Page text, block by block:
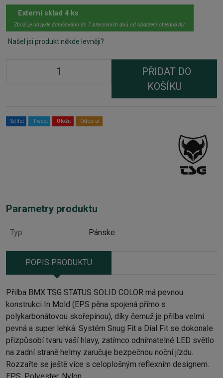
Externí sklad 4 ks
Zboží je obvykle doručováno do 7 pracovních dnů od obdržení objednávky.
Našel jsi produkt někde levněji?
PŘIDAT DO
KOŠÍKU
Sdílet Tweet Uložit Odeslat
Parametry produktu
Typ Pánske
POPIS PRODUKTU
Přilba BMX TSG STATUS SOLID COLOR má pevnou
konstrukci In Mold (EPS pěna spojená přímo s
polykarbonátovou skořepinou), díky čemuž je přilba velmi
pevná a super lehká. Systém Snug Fit a Dial Fit se dokonale
přizpůsobí tvaru vaší hlavy, zatímco odnímatelné LED světlo
na zadní straně helmy zaručuje bezpečnou noční jízdu.
Rozzařte se ještě více s celoplošným reflexním designem.
EPS, Polyester, Nylon.